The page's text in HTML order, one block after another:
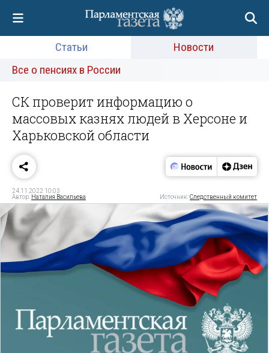
Статьи
Новости
Все о пенсиях в России
СК проверит информацию о
массовых казнях людей в Херсоне и
Харьковской области
24.11.2022 10:03
Автор: Наталия Васильева Источник:Следственный комитет